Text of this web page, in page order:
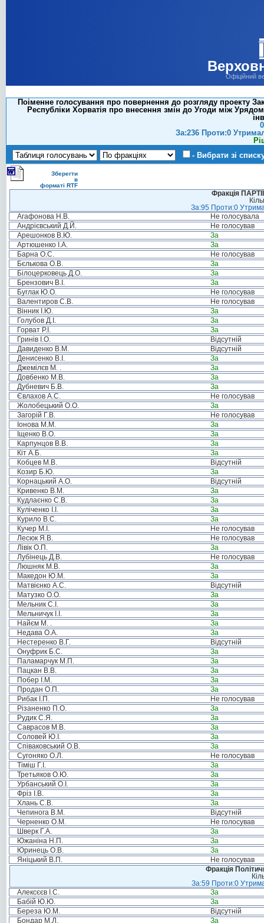
Офіційний
Поіменне голосування про повернення до розгляду проекту
Республіки Хорватія про внесення змін до Угоди між
За:236 Проти:0
- Вибрати зі
Зберегти
в
форматі RTF
Фракція
За:95 Проти:0
Агафонова Н.В.
Не голосувала
Андрієвський Д.Й.
Не голосував
Арешонков В.Ю.
За
Артюшенко І.А.
За
Барна О.С.
Не голосував
Бєлькова О.В.
За
Білоцерковець Д.О.
За
Брензович В.І.
За
Буглак Ю.О.
Не голосував
Валентиров С.В.
Не голосував
Вінник І.Ю.
За
Голубов Д.І.
За
Горват Р.І.
За
Гринів І.О.
Відсутній
Давиденко В.М.
Відсутній
Денисенко В.І.
За
Джемілєв М. .
За
Довбенко М.В.
За
Дубневич Б.В.
За
Євлахов А.С.
Не голосував
Жолобецький О.О.
За
Загорій Г.В.
Не голосував
Іонова М.М.
За
Іщенко В.О.
За
Карпунцов В.В.
За
Кіт А.Б.
За
Кобцев М.В.
Відсутній
Козир Б.Ю.
За
Корнацький А.О.
Відсутній
Кривенко В.М.
За
Кудлаєнко С.В.
За
Куліченко І.І.
За
Курило В.С.
За
Кучер М.І.
Не голосував
Лесюк Я.В.
Не голосував
Лівік О.П.
За
Лубінець Д.В.
Не голосував
Люшняк М.В.
За
Македон Ю.М.
За
Матвієнко А.С.
Відсутній
Матузко О.О.
За
Мельник С.І.
За
Мельничук І.І.
За
Найєм М. .
За
Недава О.А.
За
Нестеренко В.Г.
Відсутній
Онуфрик Б.С.
За
Паламарчук М.П.
За
Пацкан В.В.
За
Побер І.М.
За
Продан О.П.
За
Рибак І.П.
Не голосував
Різаненко П.О.
За
Рудик С.Я.
За
Саврасов М.В.
За
Соловей Ю.І.
За
Співаковський О.В.
За
Сугоняко О.Л.
Не голосував
Тіміш Г.І.
За
Третьяков О.Ю.
За
Урбанський О.І.
За
Фріз І.В.
За
Хлань С.В.
За
Чепинога В.М.
Відсутній
Черненко О.М.
Не голосував
Шверк Г.А.
За
Южаніна Н.П.
За
Юринець О.В.
За
Яніцький В.П.
Не голосував
Фракція
За:59 Проти:0
Алексєєв І.С.
За
Бабій Ю.Ю.
За
Береза Ю.М.
Відсутній
Бондар М.Л.
За